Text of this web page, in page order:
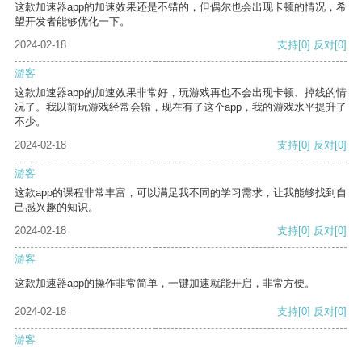
这款加速器app的加速效果还是不错的，但偶尔也会出现卡顿的情况，希
望开发者能够优化一下。
2024-02-18
支持[0] 反对[0]
游客
这款加速器app的加速效果非常好，玩游戏再也不会出现卡顿、掉线的情
况了。我以前玩游戏经常会输，现在有了这个app，我的游戏水平提升了
不少。
2024-02-18
支持[0] 反对[0]
游客
这款app的课程非常丰富，可以满足我不同的学习需求，让我能够找到自
己感兴趣的知识。
2024-02-18
支持[0] 反对[0]
游客
这款加速器app的操作非常简单，一键加速就能开启，非常方便。
2024-02-18 支持[0] 反对[0]
游客